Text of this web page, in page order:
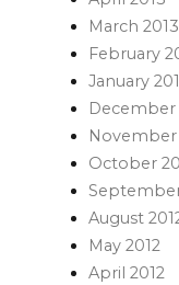
March 2013
February
January
December
November
October
August
May 2012
April 2012